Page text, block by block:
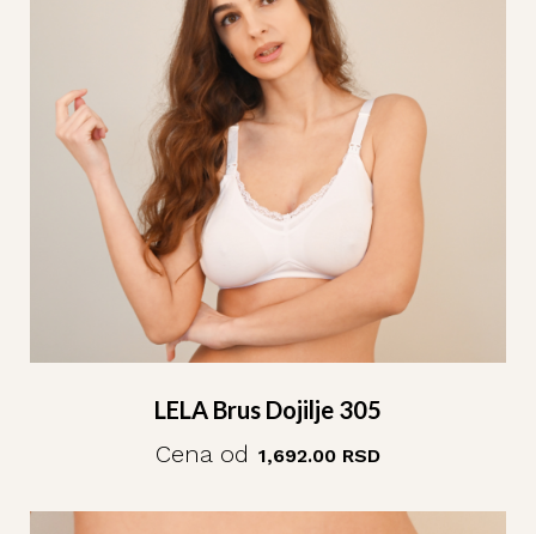
LELA Brus Dojilje 305
Cena od 1,692.00 RSD